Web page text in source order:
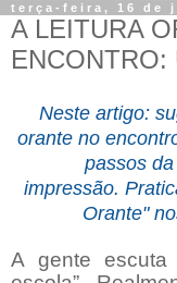
terça-feira, 16 de
A LEITURA
ENCONTRO:
Neste artigo:
orante no
passos
impressão.
Orante"
A gente escuta